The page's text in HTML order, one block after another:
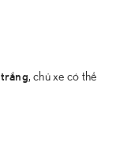
, chủ xe có thể